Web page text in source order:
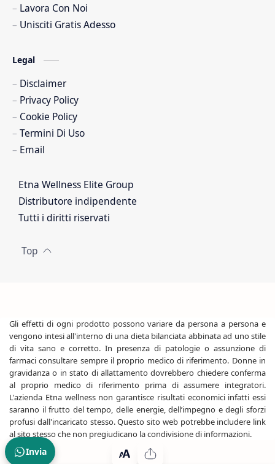
Lavora Con Noi
Unisciti Gratis Adesso
Legal
Disclaimer
Privacy Policy
Cookie Policy
Termini Di Uso
Email
Etna Wellness Elite Group
Distributore indipendente
Tutti i diritti riservati
Invia
Gli effetti di ogni prodotto possono variare da persona a persona e
vengono intesi all'interno di una dieta bilanciata abbinata ad uno stile
di vita sano e corretto. In presenza di patologie o assunzione di
farmaci consultare sempre il proprio medico di riferimento. Donne in
gravidanza o in stato di allattamento dovrebbero chiedere conferma
al proprio medico di riferimento prima di assumere integratori.
L'azienda Etna wellness non garantisce risultati economici infatti essi
saranno il frutto del tempo, delle energie, dell’impegno e degli sforzi
profusi dall'incaricato stesso. Questo sito web potrebbe includere link
al sito stesso che non pregiudicano la condivisione di informazioni.